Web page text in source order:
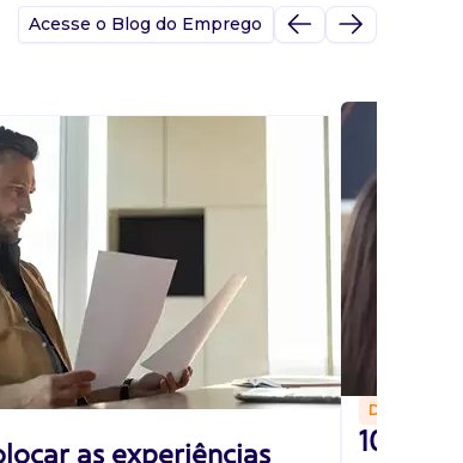
Acesse o Blog do Emprego
as experiências
Dicas
10